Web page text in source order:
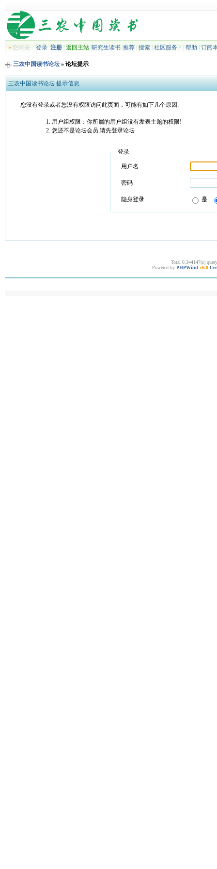
»您尚未 登录 注册| 返回主站| 研究生读书| 推荐| 搜索| 社区服务 帮助 订阅
三农中国读书论坛» 论坛提示
三农中国读书论坛 提示信息
您没有登录或者您没有权限访问此页面，可能有如下几个原因:
用户组权限：你所属的用户组没有发表主题的权限!
您还不是论坛会员,请先登录论坛
登录
用户名
密码
隐身登录 是
Total 0.344147(s)
Powered by PHPWind v6.0